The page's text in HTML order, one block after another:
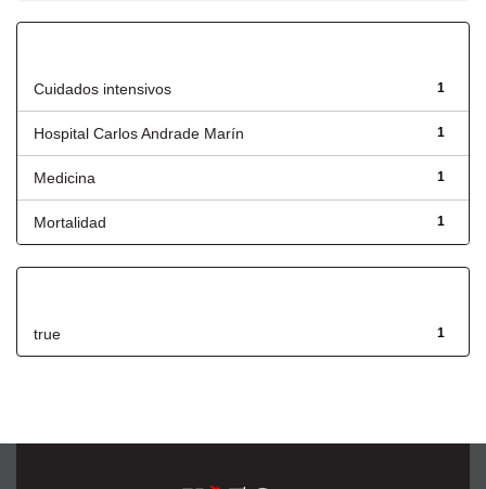
1
Cuidados intensivos
1
Hospital Carlos Andrade Marín
1
Medicina
1
Mortalidad
1
true